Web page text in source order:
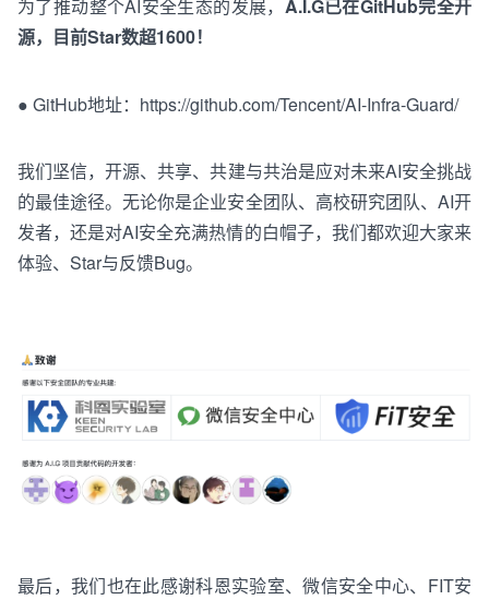
为了推动整个AI安全生态的发展， A.I.G已在GitHub完全开
源， 目前Star数超1600！
● GitHub地址： https://github.com/Tencent/AI-Infra-Guard/
我们坚信，开源、共享、共建与共治是应对未来AI安全挑战
的最佳途径。无论你是企业安全团队、 高校研究团队、AI开
发者，还是对AI安全充满热情的白帽子，我们都欢迎大家来
体验、 Star与反馈Bug。
最后，我们也在此感谢科恩实验室、微信安全中心、 FIT安